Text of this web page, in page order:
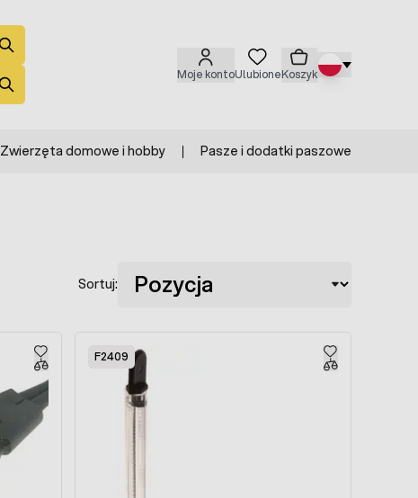
Moje kontoUlubioneKoszyk
Zwierzęta domowe i hobby Pasze i dodatki paszowe
Sortuj:
F2409